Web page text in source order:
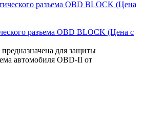
разъема OBD BLOCK (Цена с
для защиты
автомобиля OBD-II от